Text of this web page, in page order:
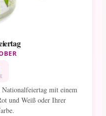
Nationalfeiertag mit einem
und Weiß oder Ihrer